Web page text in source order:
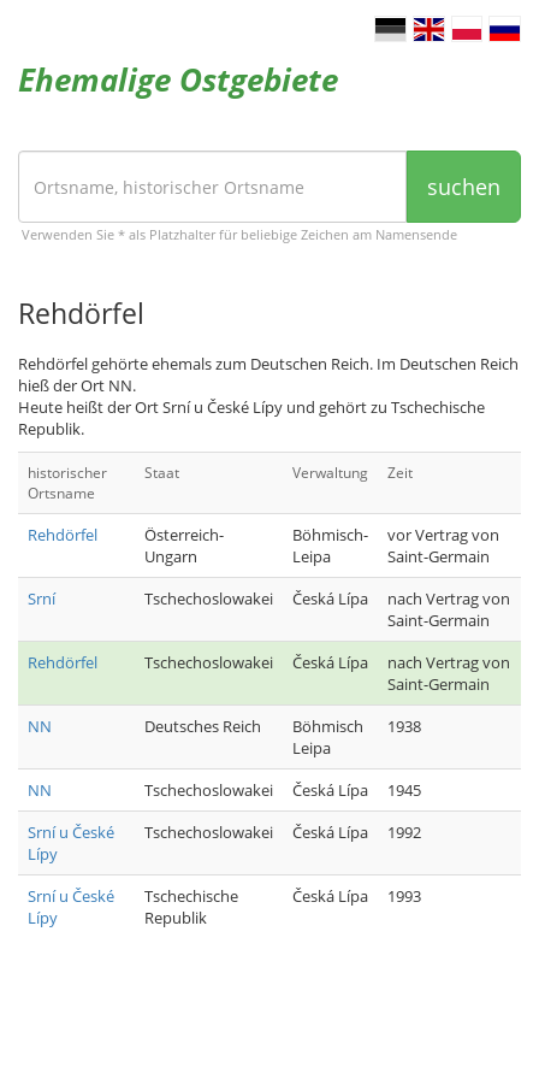
Ehemalige Ostgebiete
suchen
Verwenden Sie * als Platzhalter für beliebige Zeichen am Namensende
Rehdörfel
Rehdörfel gehörte ehemals zum Deutschen Reich. Im Deutschen Reich
hieß der Ort NN.
Heute heißt der Ort Srní u České Lípy und gehört zu Tschechische
Republik.
historischer
Ortsname
Staat Verwaltung Zeit
Rehdörfel
Österreich-
Ungarn
Böhmisch-
Leipa
vor Vertrag von
Saint-Germain
Srní
Tschechoslowakei Česká Lípa
nach Vertrag von
Saint-Germain
Rehdörfel
Tschechoslowakei Česká Lípa
nach Vertrag von
Saint-Germain
NN
Deutsches Reich
Böhmisch
Leipa
1938
NN Tschechoslowakei Česká Lípa
1945
Srní u České
Lípy
Tschechoslowakei Česká Lípa 1992
Srní u České
Lípy
Tschechische
Republik
Česká Lípa 1993